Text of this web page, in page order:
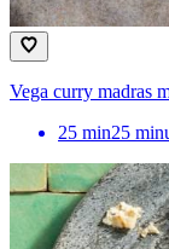
Vega curry madras
25 min25